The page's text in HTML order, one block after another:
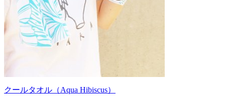
クールタオル（Aqua Hibiscus）